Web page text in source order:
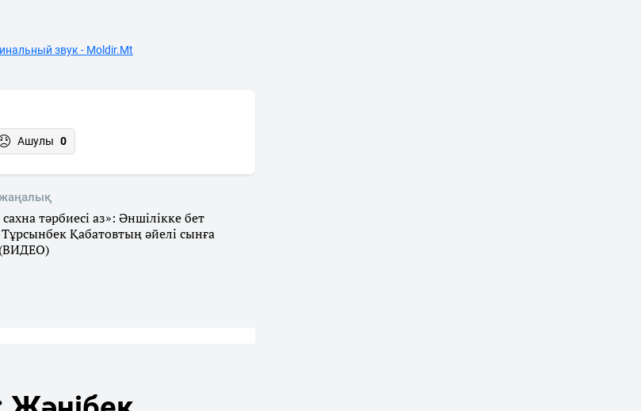
звук - Moldir.Mt
Ашулы 0
жаңалық
тәрбиесі аз»: Әншілікке бет
Қабатовтың әйелі сынға